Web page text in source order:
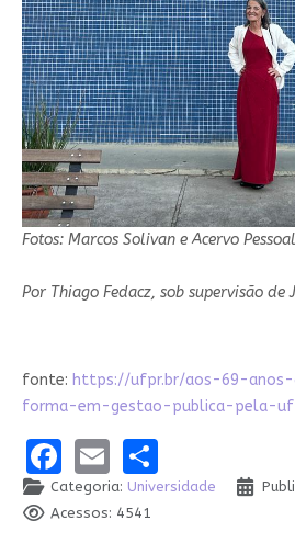
Fotos: Marcos Solivan e Acervo Pessoal
Por Thiago Fedacz, sob supervisão de
fonte: https://ufpr.br/aos-69-
forma-em-gestao-publica-pela-
Facebook
EmailShare
Categoria: Universidade
Acessos: 4541